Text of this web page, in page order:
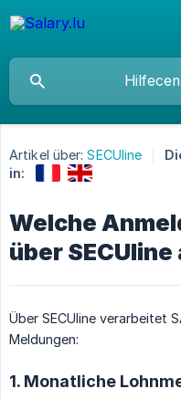
Artikel über: SECUline
in:
Welche
über
Über SECUline verarbeitet
Meldungen:
1. Monatliche